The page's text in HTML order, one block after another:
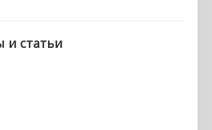
ниндзя в современной Японии?
и статьи